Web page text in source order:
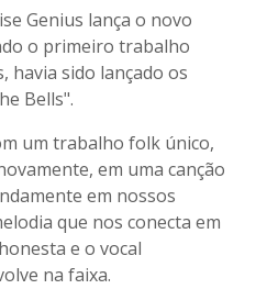
Genius lança o novo
o primeiro trabalho
havia sido lançado os
Bells".
um trabalho folk único,
em uma canção
em nossos
que nos conecta em
e o vocal
na faixa.